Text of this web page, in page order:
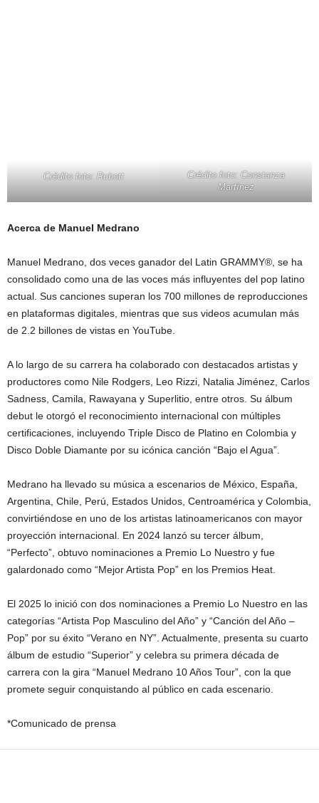
Crédito foto: Rubott
Crédito foto: Constanza
Martínez
Acerca de Manuel Medrano
Manuel Medrano, dos veces ganador del Latin GRAMMY®, se ha
consolidado como una de las voces más influyentes del pop latino
actual. Sus canciones superan los 700 millones de reproducciones
en plataformas digitales, mientras que sus videos acumulan más
de 2.2 billones de vistas en YouTube.
A lo largo de su carrera ha colaborado con destacados artistas y
productores como Nile Rodgers, Leo Rizzi, Natalia Jiménez, Carlos
Sadness, Camila, Rawayana y Superlitio, entre otros. Su álbum
debut le otorgó el reconocimiento internacional con múltiples
certificaciones, incluyendo Triple Disco de Platino en Colombia y
Disco Doble Diamante por su icónica canción “Bajo el Agua”.
Medrano ha llevado su música a escenarios de México, España,
Argentina, Chile, Perú, Estados Unidos, Centroamérica y Colombia,
convirtiéndose en uno de los artistas latinoamericanos con mayor
proyección internacional. En 2024 lanzó su tercer álbum,
“Perfecto”, obtuvo nominaciones a Premio Lo Nuestro y fue
galardonado como “Mejor Artista Pop” en los Premios Heat.
El 2025 lo inició con dos nominaciones a Premio Lo Nuestro en las
categorías “Artista Pop Masculino del Año” y “Canción del Año –
Pop” por su éxito “Verano en NY”. Actualmente, presenta su cuarto
álbum de estudio “Superior” y celebra su primera década de
carrera con la gira “Manuel Medrano 10 Años Tour”, con la que
promete seguir conquistando al público en cada escenario.
*Comunicado de prensa